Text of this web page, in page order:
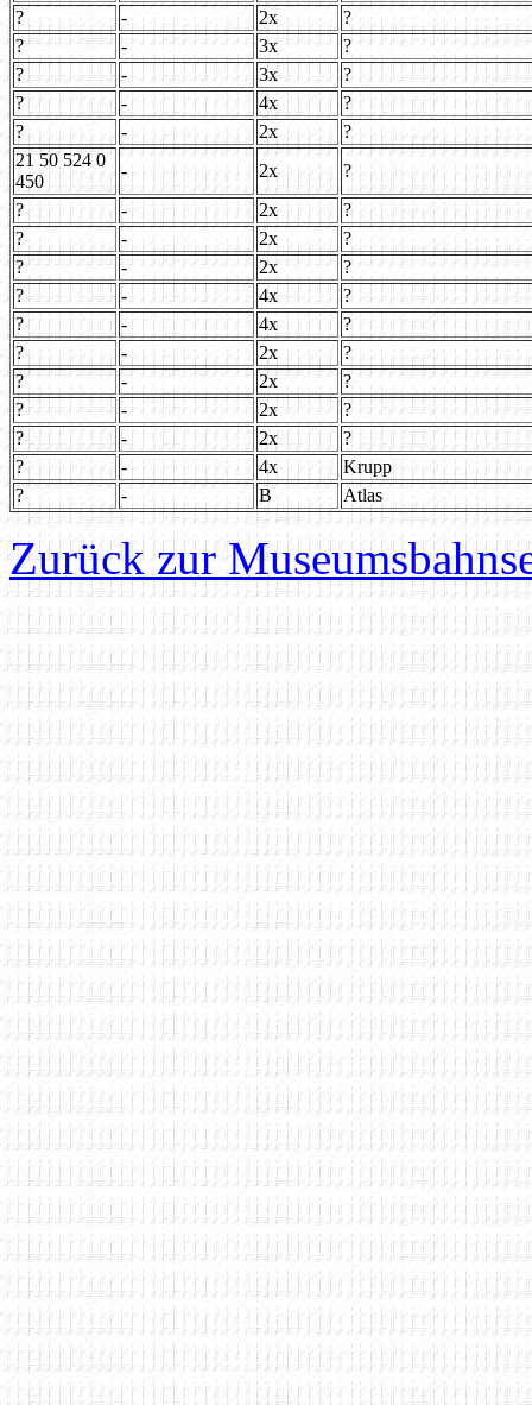
?
- 2x
?
?
- 3x
?
?
- 3x
?
?
- 4x
?
?
- 2x
?
21 50 524 0
450
- 2x
?
?
- 2x
?
?
- 2x
?
?
- 2x
?
?
- 4x
?
?
- 4x
?
?
- 2x
?
?
- 2x
?
?
- 2x
?
?
- 2x
?
?
- 4x
Krupp
?
- B Atlas
Zurück zur